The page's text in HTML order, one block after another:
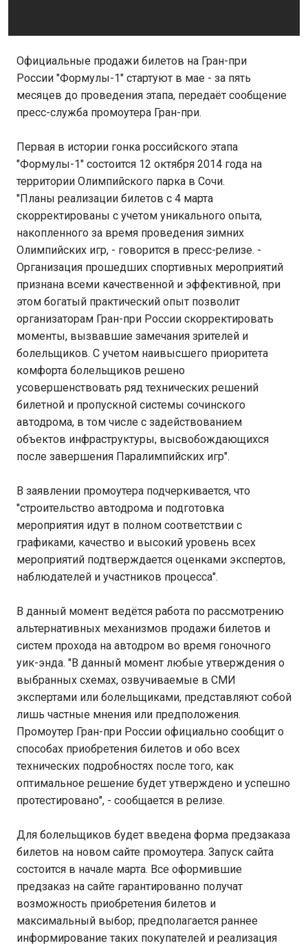
Официальные продажи билетов на Гран-при
России "Формулы-1" стартуют в мае - за пять
месяцев до проведения этапа, передаёт сообщение
пресс-служба промоутера Гран-при.
Первая в истории гонка российского этапа
"Формулы-1" состоится 12 октября 2014 года на
территории Олимпийского парка в Сочи.
"Планы реализации билетов с 4 марта
скорректированы с учетом уникального опыта,
накопленного за время проведения зимних
Олимпийских игр, - говорится в пресс-релизе. -
Организация прошедших спортивных мероприятий
признана всеми качественной и эффективной, при
этом богатый практический опыт позволит
организаторам Гран-при России скорректировать
моменты, вызвавшие замечания зрителей и
болельщиков. С учетом наивысшего приоритета
комфорта болельщиков решено
усовершенствовать ряд технических решений
билетной и пропускной системы сочинского
автодрома, в том числе с задействованием
объектов инфраструктуры, высвобождающихся
после завершения Паралимпийских игр".
В заявлении промоутера подчеркивается, что
"строительство автодрома и подготовка
мероприятия идут в полном соответствии с
графиками, качество и высокий уровень всех
мероприятий подтверждается оценками экспертов,
наблюдателей и участников процесса".
В данный момент ведётся работа по рассмотрению
альтернативных механизмов продажи билетов и
систем прохода на автодром во время гоночного
уик-энда. "В данный момент любые утверждения о
выбранных схемах, озвучиваемые в СМИ
экспертами или болельщиками, представляют собой
лишь частные мнения или предположения.
Промоутер Гран-при России официально сообщит о
способах приобретения билетов и обо всех
технических подробностях после того, как
оптимальное решение будет утверждено и успешно
протестировано", - сообщается в релизе.
Для болельщиков будет введена форма предзаказа
билетов на новом сайте промоутера. Запуск сайта
состоится в начале марта. Все оформившие
предзаказ на сайте гарантированно получат
возможность приобретения билетов и
максимальный выбор; предполагается раннее
информирование таких покупателей и реализация